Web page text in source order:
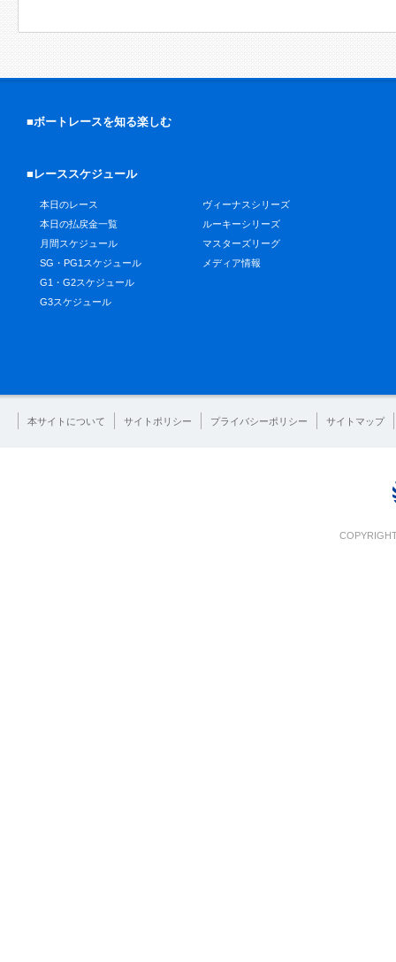
■ボートレースを知る楽しむ
■レーススケジュール
本日のレース
本日の払戻金一覧
月間スケジュール
SG・PG1スケジュール
G1・G2スケジュール
G3スケジュール
ヴィーナスシリーズ
ルーキーシリーズ
マスターズリーグ
メディア情報
本サイトについて サイトポリシー プライバシーポリシー サイトマップ